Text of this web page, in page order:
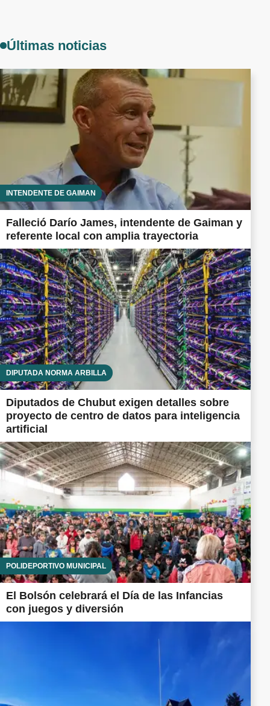
Últimas noticias
INTENDENTE DE GAIMAN
Falleció Darío James, intendente de Gaiman y
referente local con amplia trayectoria
DIPUTADA NORMA ARBILLA
Diputados de Chubut exigen detalles sobre
proyecto de centro de datos para inteligencia
artificial
POLIDEPORTIVO MUNICIPAL
El Bolsón celebrará el Día de las Infancias
con juegos y diversión